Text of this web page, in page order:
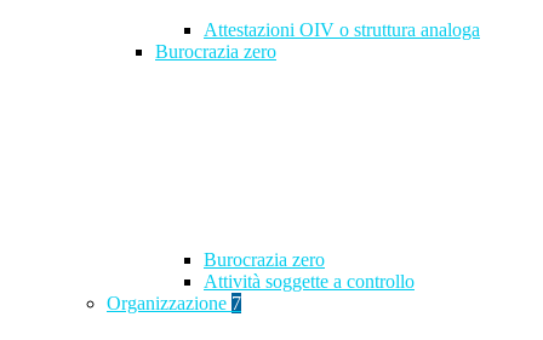
Attestazioni OIV o struttura analoga
Burocrazia zero
Burocrazia zero
Attività soggette a controllo
Organizzazione 7